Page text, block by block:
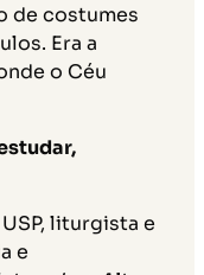
de costumes
Era a
o Céu
liturgista e
e